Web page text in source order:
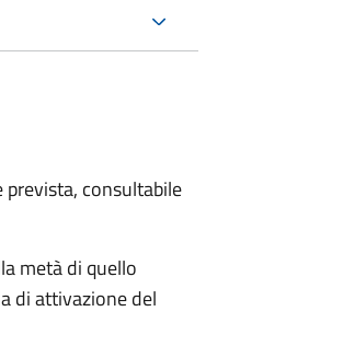
consultabile
metà di quello
di attivazione del